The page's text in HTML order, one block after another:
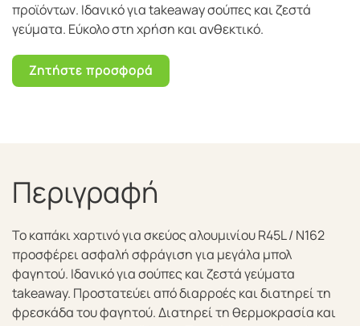
προϊόντων. Ιδανικό για takeaway σούπες και ζεστά
γεύματα. Εύκολο στη χρήση και ανθεκτικό.
Ζητήστε προσφορά
Περιγραφή
Το καπάκι χαρτινό για σκεύος αλουμινίου R45L / Ν162
προσφέρει ασφαλή σφράγιση για μεγάλα μπολ
φαγητού. Ιδανικό για σούπες και ζεστά γεύματα
takeaway. Προστατεύει από διαρροές και διατηρεί τη
φρεσκάδα του φαγητού. Διατηρεί τη θερμοκρασία και